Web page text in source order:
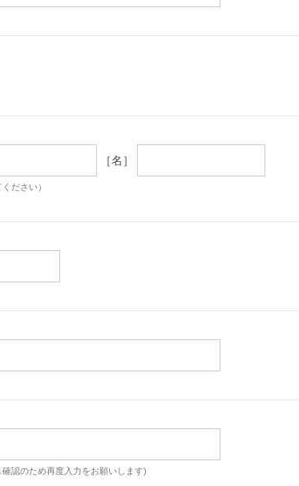
［名］
ださい）
確認のため再度入力をお願いします)